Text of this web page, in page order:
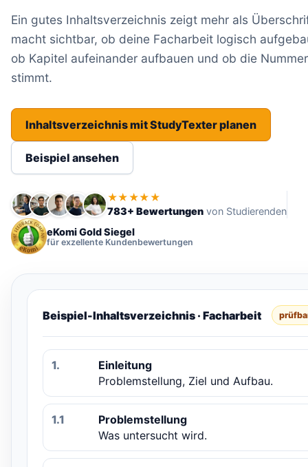
Ein gutes Inhaltsverzeichnis zeigt mehr als
macht sichtbar, ob deine Facharbeit logisch
ob Kapitel aufeinander aufbauen und ob die
stimmt.
Inhaltsverzeichnis mit StudyTexter planen
Beispiel ansehen
★★★★★
783+ Bewertungen von Studierenden
eKomi Gold Siegel
für exzellente Kundenbewertungen
Beispiel-Inhaltsverzeichnis · Facharbeit
1.
Einleitung
Problemstellung, Ziel und Aufbau.
1.1
Problemstellung
Was untersucht wird.